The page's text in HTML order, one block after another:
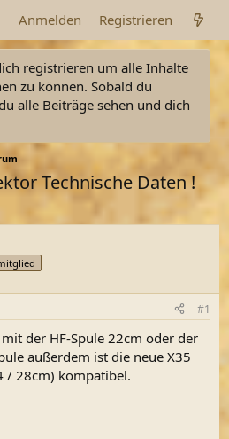
Anmelden Registrieren
registrieren um alle Inhalte
zu können. Sobald du
alle Beiträge sehen und dich
Technische Daten !
#1
der HF-Spule 22cm oder der
außerdem ist die neue X35
/ 28cm) kompatibel.